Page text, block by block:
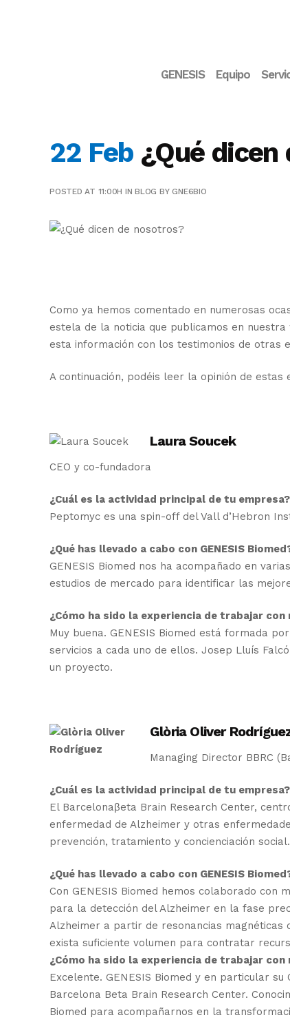
GENESIS Equipo
22 Feb ¿Qué
POSTED AT 11:00H INBLOG BYGNE6BIO
Como ya hemos comentado en numerosas
estela de la noticia que publicamos en
esta información con los testimonios de otras
A continuación, podéis leer la opinión de
Laura Soucek
CEO y co-fundadora
¿Cuál es la actividad principal de tu empresa?
Peptomyc es una spin-off del Vall d’Hebron
¿Qué has llevado a cabo con GENESIS
GENESIS Biomed nos ha acompañado en
estudios de mercado para identificar las
¿Cómo ha sido la experiencia de trabajar
Muy buena. GENESIS Biomed está formada
servicios a cada uno de ellos. Josep Lluís
un proyecto.
Glòria Oliver
Managing Director BBRC
¿Cuál es la actividad principal de tu empresa?
El Barcelonaβeta Brain Research Center,
enfermedad de Alzheimer y otras
prevención, tratamiento y concienciación social.
¿Qué has llevado a cabo con GENESIS
Con GENESIS Biomed hemos colaborado
para la detección del Alzheimer en la fase
Alzheimer a partir de resonancias magnéticas
exista suficiente volumen para contratar
¿Cómo ha sido la experiencia de trabajar
Excelente. GENESIS Biomed y en particular
Barcelona Beta Brain Research Center.
Biomed para acompañarnos en la